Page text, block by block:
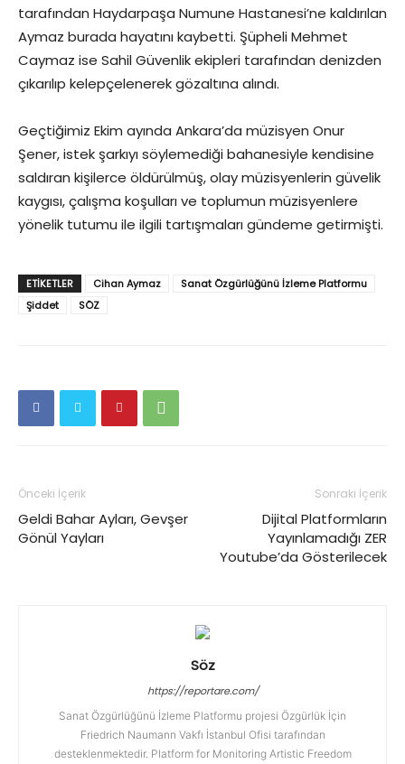
tarafından Haydarpaşa Numune Hastanesi’ne kaldırılan
Aymaz burada hayatını kaybetti. Şüpheli Mehmet
Caymaz ise Sahil Güvenlik ekipleri tarafından denizden
çıkarılıp kelepçelenerek gözaltına alındı.
Geçtiğimiz Ekim ayında Ankara’da müzisyen Onur
Şener, istek şarkıyı söylemediği bahanesiyle kendisine
saldıran kişilerce öldürülmüş, olay müzisyenlerin güvelik
kaygısı, çalışma koşulları ve toplumun müzisyenlere
yönelik tutumu ile ilgili tartışmaları gündeme getirmişti.
ETIKETLER Cihan Aymaz
Sanat Özgürlüğünü İzleme Platformu
Şiddet
SÖZ
Önceki İçerik
Geldi Bahar Ayları, Gevşer
Gönül Yayları
Sonraki İçerik
Dijital Platformların
Yayınlamadığı ZER
Youtube’da Gösterilecek
Söz
https://reportare.com/
Sanat Özgürlüğünü İzleme Platformu projesi Özgürlük İçin
Friedrich Naumann Vakfı İstanbul Ofisi tarafından
desteklenmektedir. Platform for Monitoring Artistic Freedom